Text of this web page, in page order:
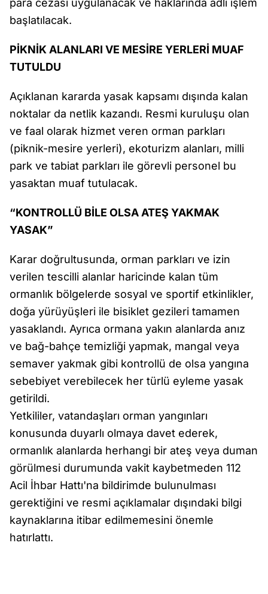
para cezası uygulanacak ve haklarında adli işlem
başlatılacak.
PİKNİK ALANLARI VE MESİRE YERLERİ MUAF
TUTULDU
Açıklanan kararda yasak kapsamı dışında kalan
noktalar da netlik kazandı. Resmi kuruluşu olan
ve faal olarak hizmet veren orman parkları
(piknik-mesire yerleri), ekoturizm alanları, milli
park ve tabiat parkları ile görevli personel bu
yasaktan muaf tutulacak.
“KONTROLLÜ BİLE OLSA ATEŞ YAKMAK
YASAK”
Karar doğrultusunda, orman parkları ve izin
verilen tescilli alanlar haricinde kalan tüm
ormanlık bölgelerde sosyal ve sportif etkinlikler,
doğa yürüyüşleri ile bisiklet gezileri tamamen
yasaklandı. Ayrıca ormana yakın alanlarda anız
ve bağ-bahçe temizliği yapmak, mangal veya
semaver yakmak gibi kontrollü de olsa yangına
sebebiyet verebilecek her türlü eyleme yasak
getirildi.
Yetkililer, vatandaşları orman yangınları
konusunda duyarlı olmaya davet ederek,
ormanlık alanlarda herhangi bir ateş veya duman
görülmesi durumunda vakit kaybetmeden 112
Acil İhbar Hattı'na bildirimde bulunulması
gerektiğini ve resmi açıklamalar dışındaki bilgi
kaynaklarına itibar edilmemesini önemle
hatırlattı.